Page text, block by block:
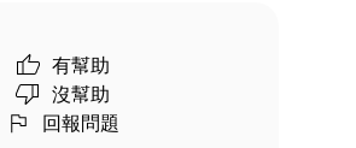
有幫助
沒幫助
回報問題